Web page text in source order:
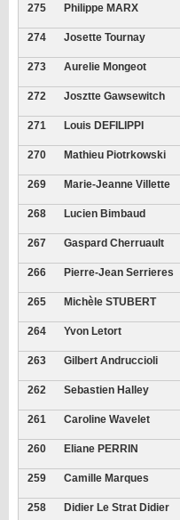
275 Philippe MARX
274 Josette Tournay
273 Aurelie Mongeot
272 Josztte Gawsewitch
271 Louis DEFILIPPI
270 Mathieu Piotrkowski
269 Marie-Jeanne Villette
268 Lucien Bimbaud
267 Gaspard Cherruault
266 Pierre-Jean Serrieres
265 Michèle STUBERT
264 Yvon Letort
263 Gilbert Andruccioli
262 Sebastien Halley
261 Caroline Wavelet
260 Eliane PERRIN
259 Camille Marques
258 Didier Le Strat Didier